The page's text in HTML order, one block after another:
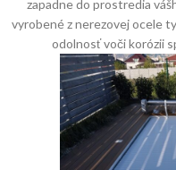
zapadne do prostredia
vyrobené z nerezovej ocele
odolnosť voči korózii